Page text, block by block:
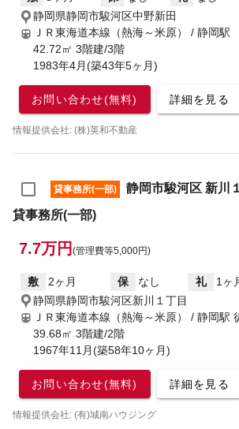
静岡県静岡市駿河区中野新田
ＪＲ東海道本線（熱海～米原） / 静岡駅
42.72㎡ 3階建/3階
1983年4月(築43年5ヶ月)
お問い合わせ(無料) 詳細を見る
情報提供会社: (株)英和不動産
貸事務所(一部)
静岡市駿河区 新川
貸事務所(一部)
7.7万円 (管理費等5,000円)
敷 2ヶ月 保 なし 礼
1ヶ
静岡県静岡市駿河区新川１丁目
ＪＲ東海道本線（熱海～米原） / 静岡駅
39.68㎡ 3階建/2階
1967年11月(築58年10ヶ月)
お問い合わせ(無料) 詳細を見る
情報提供会社: (有)城南ハウジング